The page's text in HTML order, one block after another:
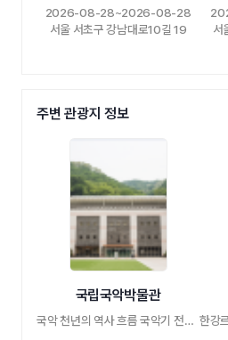
2026-08-28~2026-08-28
서울 서초구 강남대로10길 19
서
주변 관광지 정보
국립국악박물관
국악 천년의 역사 흐름 국악기 전시와 국악유 …